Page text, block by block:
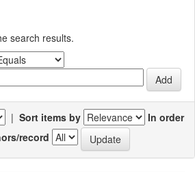
search results.
| Sort items by
In order
record